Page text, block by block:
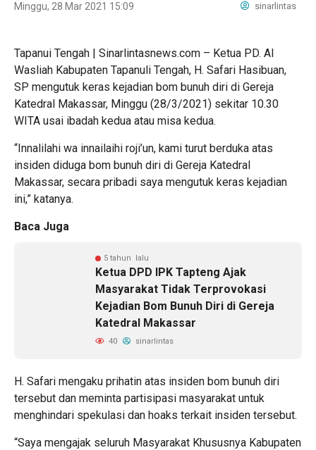
Minggu, 28 Mar 2021 15:09 sinarlintas
Tapanui Tengah | Sinarlintasnews.com – Ketua PD. Al
Wasliah Kabupaten Tapanuli Tengah, H. Safari Hasibuan,
SP mengutuk keras kejadian bom bunuh diri di Gereja
Katedral Makassar, Minggu (28/3/2021) sekitar 10.30
WITA usai ibadah kedua atau misa kedua.
“Innalilahi wa innailaihi roji’un, kami turut berduka atas
insiden diduga bom bunuh diri di Gereja Katedral
Makassar, secara pribadi saya mengutuk keras kejadian
ini,” katanya.
Baca Juga
5 tahun lalu
Ketua DPD IPK Tapteng Ajak
Masyarakat Tidak Terprovokasi
Kejadian Bom Bunuh Diri di Gereja
Katedral Makassar
40 sinarlintas
H. Safari mengaku prihatin atas insiden bom bunuh diri
tersebut dan meminta partisipasi masyarakat untuk
menghindari spekulasi dan hoaks terkait insiden tersebut.
“Saya mengajak seluruh Masyarakat Khususnya Kabupaten